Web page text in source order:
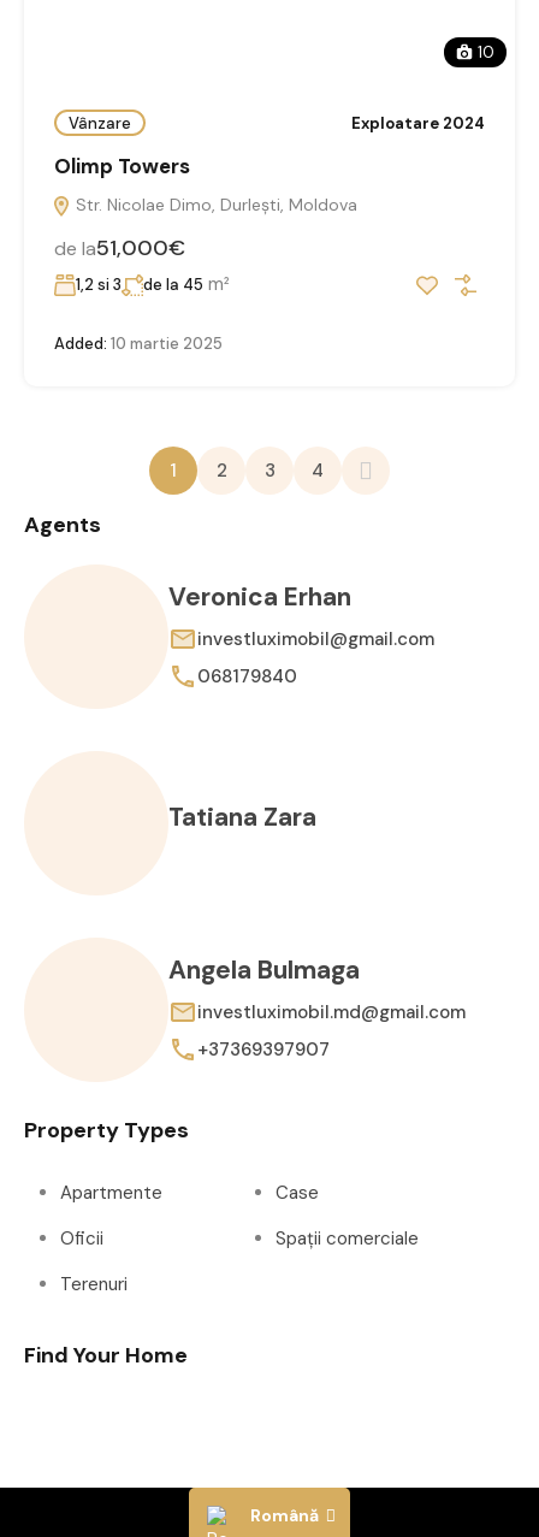
10
Vânzare Exploatare 2024
Olimp Towers
Str. Nicolae Dimo, Durleşti, Moldova
de la51,000€
1,2 si 3 de la 45 m²
Added: 10 martie 2025
1 2 3 4
Agents
Veronica Erhan
investluximobil@gmail.com
068179840
Tatiana Zara
Angela Bulmaga
investluximobil.md@gmail.com
+37369397907
Property Types
Apartmente
Case
Oficii
Spații comerciale
Terenuri
Find Your Home
Română